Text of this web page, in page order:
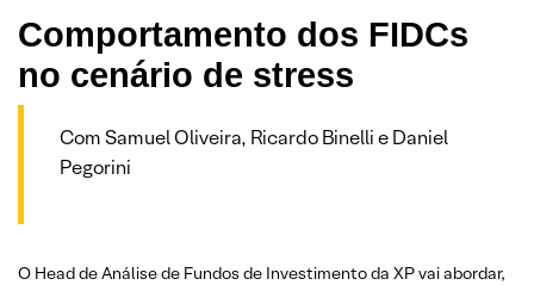
Comportamento dos FIDCs
no cenário de stress
Com Samuel Oliveira, Ricardo Binelli e Daniel
Pegorini
O Head de Análise de Fundos de Investimento da XP vai abordar,